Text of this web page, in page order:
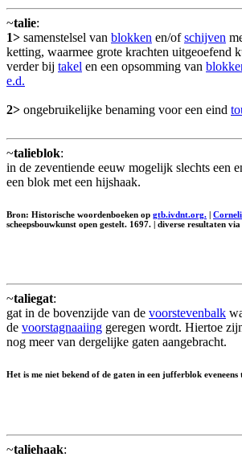
~talie:
1> samenstelsel van blokken en/ofschijven
ketting, waarmee grote krachten uitgeoefend
verder bij takel en een opsomming van
e.d.
2> ongebruikelijke benaming voor een eind
~talieblok:
in de zeventiende eeuw mogelijk slechts een
een blok met een hijshaak.
Bron: Historische woordenboeken op gtb.ivdnt.org. |
scheepsbouwkunst open gestelt. 1697. | diverse resultaten
~taliegat:
gat in de bovenzijde van de voorstevenbalk
de voorstagnaaiing geregen wordt. Hiertoe
nog meer van dergelijke gaten aangebracht.
Het is me niet bekend of de gaten in een jufferblok
~taliehaak: